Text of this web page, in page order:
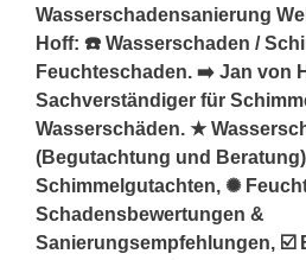
Wasserschadensanierung
Hoff: ☎️ Wasserschaden /
Feuchteschaden. ➡️ Jan von
Sachverständiger für
Wasserschäden. ★
(Begutachtung und
Schimmelgutachten, ✺
Schadensbewertungen &
Sanierungsempfehlungen, ☑️